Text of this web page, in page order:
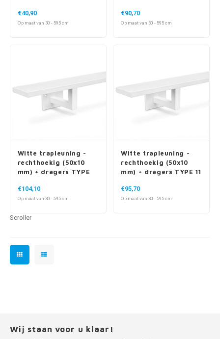
€40,90
Op maat van 30 - 595 cm
€90,70
Op maat van 30 - 595 cm
Witte trapleuning -
rechthoekig (50x10
mm) + dragers TYPE
€104,10
Op maat van 30 - 595 cm
Witte trapleuning -
rechthoekig (50x10
mm) + dragers TYPE 11
€95,70
Op maat van 30 - 595 cm
Scroller
Wij staan voor u klaar!